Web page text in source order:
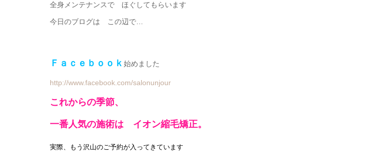
全身メンテナンスで ほぐしてもらいます
今日のブログは この辺で…
Ｆａｃｅｂｏｏｋ 始めました
http://www.facebook.com/salonunjour
これからの季節、
一番人気の施術は イオン縮毛矯正。
実際、もう沢山のご予約が入ってきています